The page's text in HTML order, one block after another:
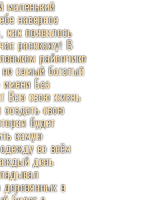
маленький
наверное
как появилось
расскажу! В
райончике
самый богатый
имени Баз
Всю свою жизнь
свою
будет
самую
во всём
день
деревянных в